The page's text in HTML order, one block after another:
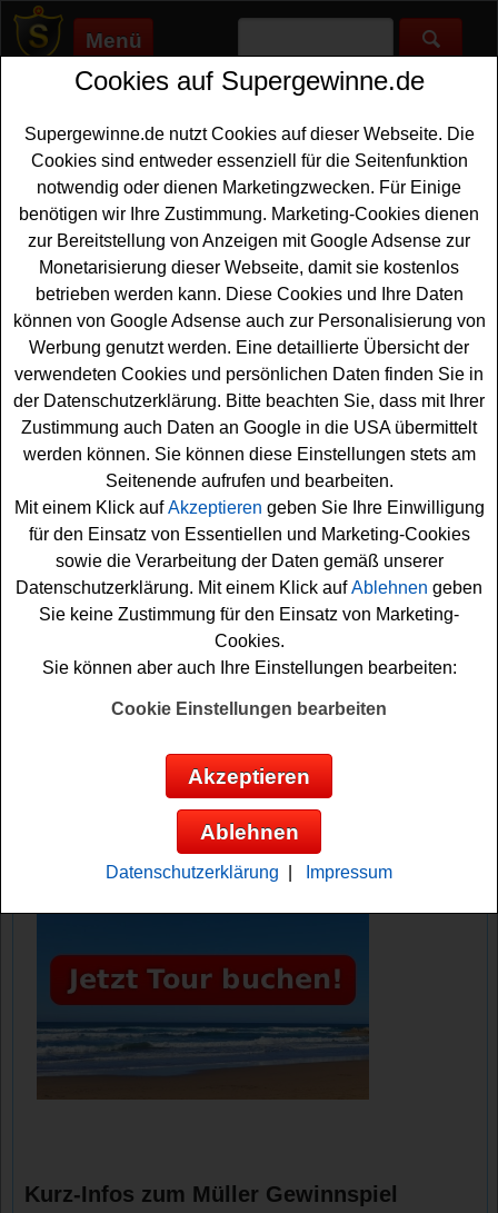
Menü
Supergewinne.de>Gewinnspiele>Sonstige Gewinnspiele
Anzeige:
Anzeige:
Müller Gewinnspiel - sebamed
Produktset und Gesichts-Yoga-Set
gewinnen
Ein kostenloses Müller Gewinnspiel für alle Gewinner,
die gern ein tolles Gesichts-Yoga-Set gewinnen
möchten. Der Müller Drogeriemarkt und sebamed
verlosen drei hochwertige Gesichts-Yoga-Sets sowie
zehnmal ein sebamed Anti-Aging Pflege-Set. Falls Sie
bei dem Müller Gewinnspiel gratis mitmachen möchten,
müssen Sie nur kurz das kleine Formular ausfüllen und
können sich damit Ihre Gewinnchance sichern. Vielleicht
haben Sie ja Glück?
Müller verlost 3x ein Gesichts-Yoga-Set
und 10x ein sebamed Anti-Aging Pflege-
Anzeige:
Kurz-Infos zum Müller Gewinnspiel
Cookies auf Supergewinne.de
Supergewinne.de nutzt Cookies auf dieser Webseite. Die
Cookies sind entweder essenziell für die Seitenfunktion
notwendig oder dienen Marketingzwecken. Für Einige
benötigen wir Ihre Zustimmung. Marketing-Cookies dienen
zur Bereitstellung von Anzeigen mit Google Adsense zur
Monetarisierung dieser Webseite, damit sie kostenlos
betrieben werden kann. Diese Cookies und Ihre Daten
können von Google Adsense auch zur Personalisierung von
Werbung genutzt werden. Eine detaillierte Übersicht der
verwendeten Cookies und persönlichen Daten finden Sie in
der Datenschutzerklärung. Bitte beachten Sie, dass mit Ihrer
Zustimmung auch Daten an Google in die USA übermittelt
werden können. Sie können diese Einstellungen stets am
Seitenende aufrufen und bearbeiten.
Mit einem Klick aufAkzeptieren geben Sie Ihre Einwilligung
für den Einsatz von Essentiellen und Marketing-Cookies
sowie die Verarbeitung der Daten gemäß unserer
Datenschutzerklärung. Mit einem Klick aufAblehnen geben
Sie keine Zustimmung für den Einsatz von Marketing-
Cookies.
Sie können aber auch Ihre Einstellungen bearbeiten:
Cookie Einstellungen bearbeiten
Akzeptieren
Ablehnen
Datenschutzerklärung Impressum